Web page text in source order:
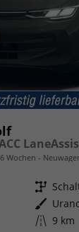
6 Wochen
Getriebe
Außenfarbe
Kilometerstand 9 km